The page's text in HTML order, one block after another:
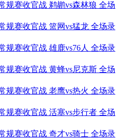
规赛收官战 鹈鹕vs森林狼 全场
规赛收官战 篮网vs猛龙 全场录
规赛收官战 雄鹿vs76人 全场录
规赛收官战 黄蜂vs尼克斯 全场
规赛收官战 老鹰vs热火 全场录
规赛收官战 活塞vs步行者 全场
规赛收官战 奇才vs骑士 全场录